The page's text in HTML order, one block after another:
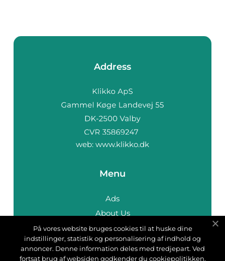
Address
web: www.klikko.dk
Menu
Ads
About Us
Cookies
Contact
Sitemap
På vores website bruges cookies til at huske dine
indstillinger, statistik og personalisering af indhold og
annoncer. Denne information deles med tredjepart. Ved
fortsat brug af websiden godkender du cookiepolitikken.